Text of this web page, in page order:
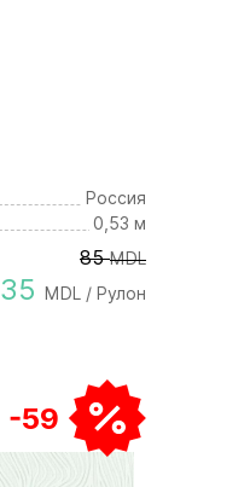
Россия
0,53 м
85 MDL
35 MDL / Рулон
-59